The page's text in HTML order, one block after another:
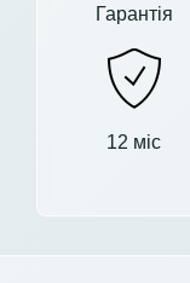
Гарантія
12 міс